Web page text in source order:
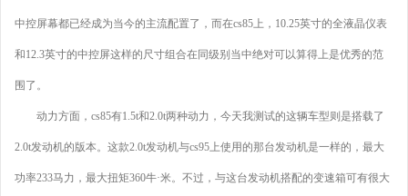
中控屏幕都已经成为当今的主流配置了，而在cs85上，10.25英寸的全液晶仪表
和12.3英寸的中控屏这样的尺寸组合在同级别当中绝对可以算得上是优秀的范
围了。
动力方面，cs85有1.5t和2.0t两种动力，今天我测试的这辆车型则是搭载了
2.0t发动机的版本。这款2.0t发动机与cs95上使用的那台发动机是一样的，最大
功率233马力，最大扭矩360牛·米。不过，与这台发动机搭配的变速箱可有很大